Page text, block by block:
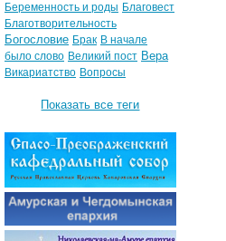
Беременность и роды Благовест
Благотворительность
Богословие Брак В начале
было слово Великий пост Вера
Викариатство Вопросы
Показать все теги